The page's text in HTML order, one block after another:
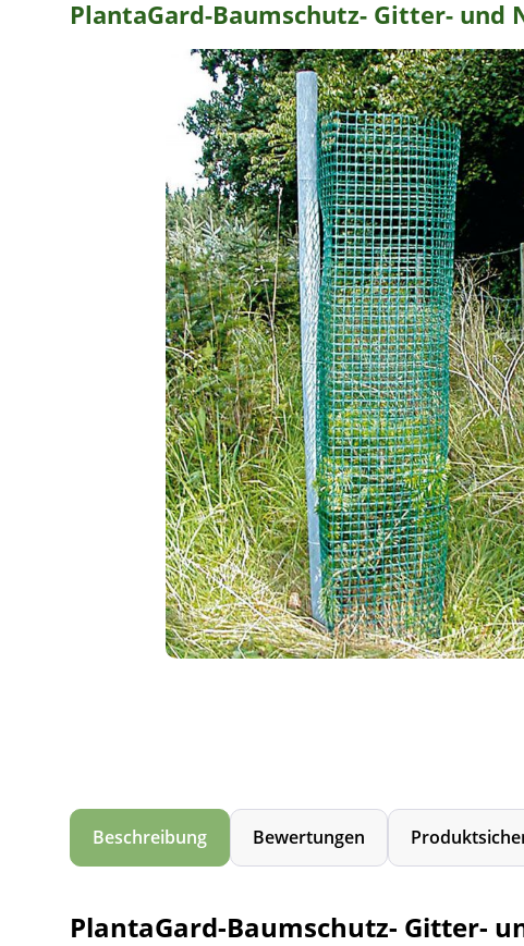
PlantaGard-Baumschutz- Gitter- und
Beschreibung Bewertungen
PlantaGard-Baumschutz- Gitter-